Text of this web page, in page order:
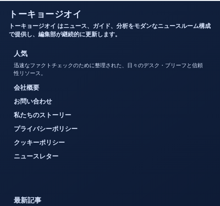
トーキョージオイ
トーキョージオイ はニュース、ガイド、分析をモダンなニュースルーム構成
で提供し、編集部が継続的に更新します。
人気
迅速なファクトチェックのために整理された、日々のデスク・ブリーフと信頼
性リソース。
会社概要
お問い合わせ
私たちのストーリー
プライバシーポリシー
クッキーポリシー
ニュースレター
最新記事